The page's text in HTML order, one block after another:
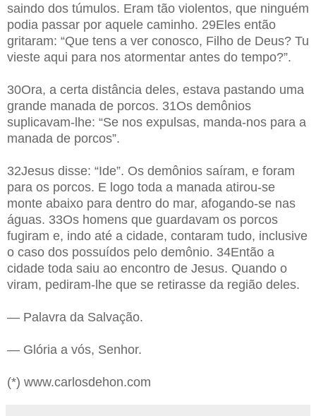
saindo dos túmulos. Eram tão violentos, que ninguém
podia passar por aquele caminho. 29Eles então
gritaram: “Que tens a ver conosco, Filho de Deus? Tu
vieste aqui para nos atormentar antes do tempo?”.
30Ora, a certa distância deles, estava pastando uma
grande manada de porcos. 31Os demônios
suplicavam-lhe: “Se nos expulsas, manda-nos para a
manada de porcos”.
32Jesus disse: “Ide”. Os demônios saíram, e foram
para os porcos. E logo toda a manada atirou-se
monte abaixo para dentro do mar, afogando-se nas
águas. 33Os homens que guardavam os porcos
fugiram e, indo até a cidade, contaram tudo, inclusive
o caso dos possuídos pelo demônio. 34Então a
cidade toda saiu ao encontro de Jesus. Quando o
viram, pediram-lhe que se retirasse da região deles.
— Palavra da Salvação.
— Glória a vós, Senhor.
(*) www.carlosdehon.com